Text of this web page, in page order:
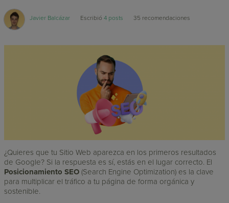
Javier Balcázar Escribió4 posts 35 recomendaciones
¿Quieres que tu Sitio Web aparezca en los primeros resultados
de Google? Si la respuesta es sí, estás en el lugar correcto. El
Posicionamiento SEO (Search Engine Optimization) es la clave
para multiplicar el tráfico a tu página de forma orgánica y
sostenible.